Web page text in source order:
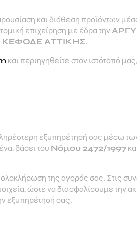
και διάθεση προϊόντων
επιχείρηση με έδρα την
ΚΕΦΟΔΕ ΑΤΤΙΚΗΣ.
και περιηγηθείτε στον ιστότοπό
εξυπηρέτησή σας μέσω
βάσει του Νόμου 2472/1997
της αγοράς σας. Στις
ώστε να διασφαλίσουμε την
εξυπηρέτησή σας.